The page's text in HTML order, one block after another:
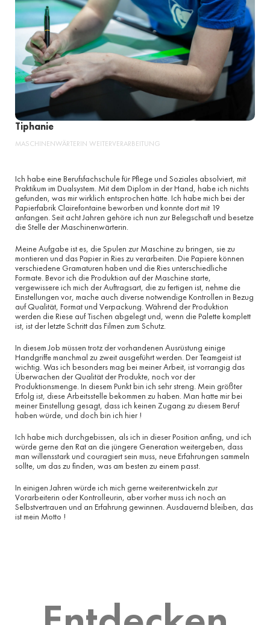
Tiphanie
MASCHINENWÄRTERIN WEITERVERARBEITUNG
Ich habe eine Berufsfachschule für Pflege und Soziales absolviert, mit
Praktikum im Dualsystem. Mit dem Diplom in der Hand, habe ich nichts
gefunden, was mir wirklich entsprochen hätte. Ich habe mich bei der
Papierfabrik Clairefontaine beworben und konnte dort mit 19
anfangen. Seit acht Jahren gehöre ich nun zur Belegschaft und besetze
die Stelle der Maschinenwärterin.
Meine Aufgabe ist es, die Spulen zur Maschine zu bringen, sie zu
montieren und das Papier in Ries zu verarbeiten. Die Papiere können
verschiedene Gramaturen haben und die Ries unterschiedliche
Formate. Bevor ich die Produktion auf der Maschine starte,
vergewissere ich mich der Auftragsart, die zu fertigen ist, nehme die
Einstellungen vor, mache auch diverse notwendige Kontrollen in Bezug
auf Qualität, Format und Verpackung. Während der Produktion
werden die Riese auf Tischen abgelegt und, wenn die Palette komplett
ist, ist der letzte Schritt das Filmen zum Schutz.
In diesem Job müssen trotz der vorhandenen Ausrüstung einige
Handgriffe manchmal zu zweit ausgeführt werden. Der Teamgeist ist
wichtig. Was ich besonders mag bei meiner Arbeit, ist vorrangig das
Überwachen der Qualität der Produkte, noch vor der
Produktionsmenge. In diesem Punkt bin ich sehr streng. Mein größter
Erfolg ist, diese Arbeitsstelle bekommen zu haben. Man hatte mir bei
meiner Einstellung gesagt, dass ich keinen Zugang zu diesem Beruf
haben würde, und doch bin ich hier !
Ich habe mich durchgebissen, als ich in dieser Position anfing, und ich
würde gerne den Rat an die jüngere Generation weitergeben, dass
man willensstark und couragiert sein muss, neue Erfahrungen sammeln
sollte, um das zu finden, was am besten zu einem passt.
In einigen Jahren würde ich mich gerne weiterentwickeln zur
Vorarbeiterin oder Kontrolleurin, aber vorher muss ich noch an
Selbstvertrauen und an Erfahrung gewinnen. Ausdauernd bleiben, das
ist mein Motto !